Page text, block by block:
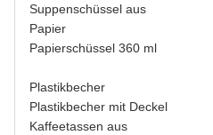
Suppenschüssel aus
Papier
Papierschüssel 360 ml
Plastikbecher
Plastikbecher mit Deckel
Kaffeetassen aus